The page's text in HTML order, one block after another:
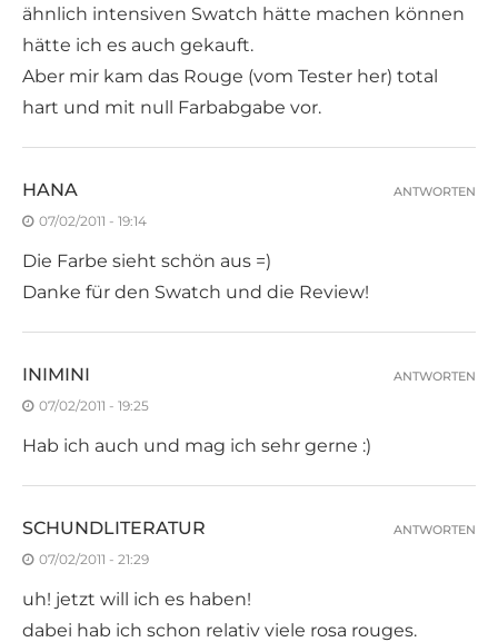
ähnlich intensiven Swatch hätte machen können
hätte ich es auch gekauft.
Aber mir kam das Rouge (vom Tester her) total
hart und mit null Farbabgabe vor.
HANA
07/02/2011 - 19:14
Die Farbe sieht schön aus =)
Danke für den Swatch und die Review!
ANTWORTEN
INIMINI
07/02/2011 - 19:25
Hab ich auch und mag ich sehr gerne :)
ANTWORTEN
SCHUNDLITERATUR
07/02/2011 - 21:29
uh! jetzt will ich es haben!
dabei hab ich schon relativ viele rosa rouges.
ANTWORTEN